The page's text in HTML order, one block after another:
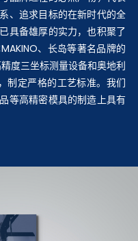
、追求目标的在新时代的全
具备雄厚的实力，也积聚了
、长岛等著名品牌的
度三坐标测量设备和奥地利
制定严格的工艺标准。我们
等高精密模具的制造上具有